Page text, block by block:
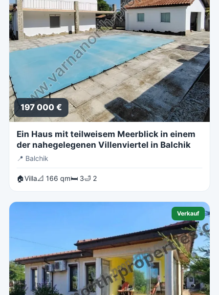
197 000 €
Ein Haus mit teilweisem Meerblick in einem
der nahegelegenen Villenviertel in Balchik
📍 Balchik
🏠Villa📐 166 qm🛏 3🛁 2
Verkauf